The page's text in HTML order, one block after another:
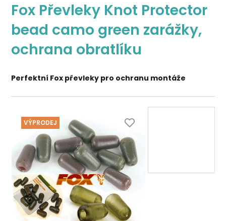
Fox Převleky Knot Protector
bead camo green zarážky,
ochrana obratlíku
Perfektní Fox převleky pro ochranu montáže
VÝPRODEJ